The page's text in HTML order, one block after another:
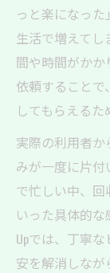
っと楽になっ
生活で増えて
間や時間がか
依頼すること
してもらえるた
実際の利用者
みが一度に片
で忙しい中、回
いった具体的な
Upでは、丁寧
安を解消しなが